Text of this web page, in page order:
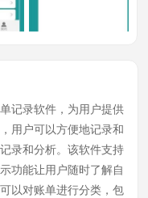
记录软件，为用户提供
用户可以方便地记录和
录和分析。该软件支持
功能让用户随时了解自
以对账单进行分类，包